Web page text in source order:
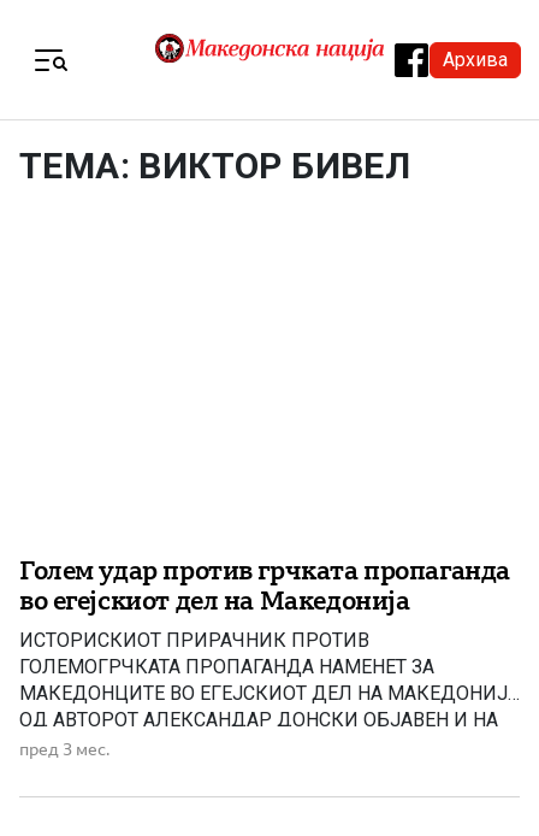
Архива
ТЕМА: ВИКТОР БИВЕЛ
Голем удар против грчката пропаганда
во егејскиот дел на Македонија
ИСТОРИСКИOT ПРИРАЧНИК ПРОТИВ
ГОЛЕМОГРЧКАТА ПРОПАГАНДА НАМЕНЕТ ЗА
МАКЕДОНЦИТЕ ВО ЕГEЈСКИОТ ДЕЛ НА МАКЕДОНИЈА
ОД АВТОРОТ АЛЕКСАНДАР ДОНСКИ ОБЈАВЕН И НА
ГРЧКИ ЈАЗИК! Пред извесно време МН објави
ПРИРАЧНИК ПРОТИВ ГОЛЕМОГРЧКАТА
пред 3 мес.